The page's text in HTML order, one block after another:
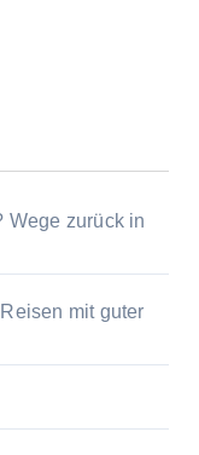
Wege zurück in
mit guter